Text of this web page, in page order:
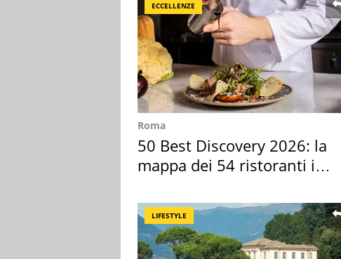
ECCELLENZE
Roma
50 Best Discovery 2026: la
mappa dei 54 ristoranti in
LIFESTYLE